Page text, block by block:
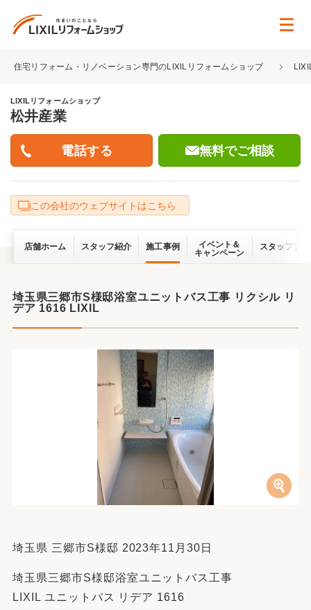
住宅リフォーム・リノベーション専門のLIXILリフォームショップ
LIXILリフォームショップ
松井産業
無料でご相談
この会社のウェブサイトはこちら
店舗ホーム スタッフ紹介 施工事例
イベント＆
キャンペーン
スタッフブ
埼玉県三郷市S様邸浴室ユニットバス工事 リクシル リ
デア 1616 LIXIL
埼玉県 三郷市S様邸 2023年11月30日
埼玉県三郷市S様邸浴室ユニットバス工事
LIXIL ユニットバス リデア 1616